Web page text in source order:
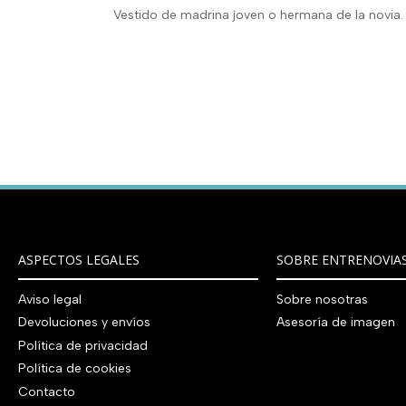
Vestido de madrina joven o hermana de la novia.
ASPECTOS LEGALES
Aviso legal
Devoluciones y envíos
Política de privacidad
Política de cookies
Contacto
SOBRE
Sobre nosotras
Asesoría de imagen